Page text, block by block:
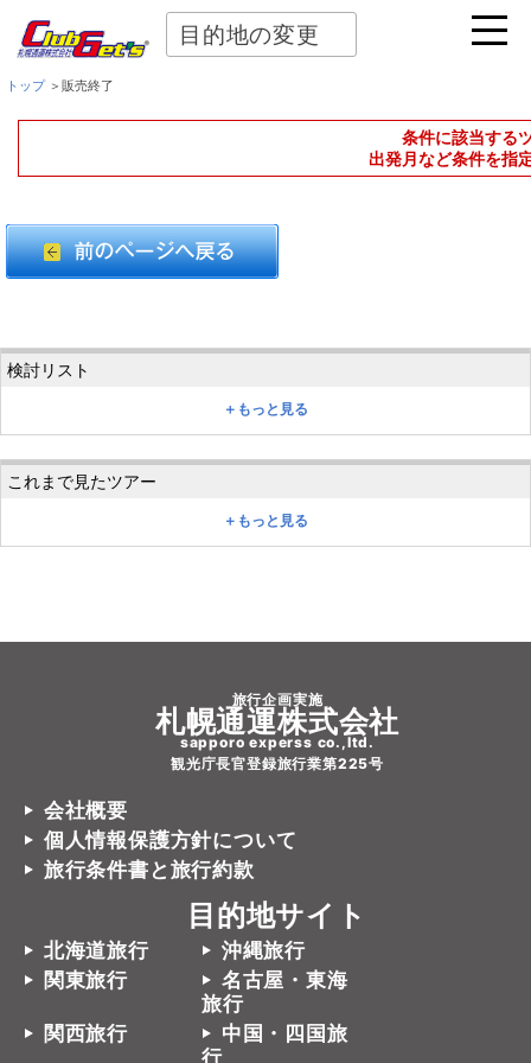
目的地の変更
トップ＞販売終了
条件に該当する
出発月など条件を指
＋もっと見る
＋もっと見る
旅行企画実施
札幌通運株式会社
sapporo experss co.,ltd.
観光庁長官登録旅行業第225号
会社概要
個人情報保護方針について
旅行条件書と旅行約款
目的地サイト
北海道旅行
沖縄旅行
関東旅行
名古屋・東海
旅行
関西旅行
中国・四国旅
行